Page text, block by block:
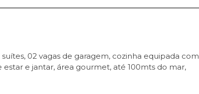
02 vagas de garagem, cozinha equipada com
estar e jantar, área gourmet, até 100mts do mar,